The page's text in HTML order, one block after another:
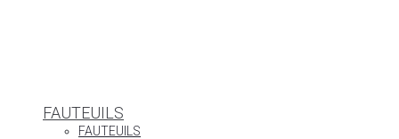
FAUTEUILS
FAUTEUILS